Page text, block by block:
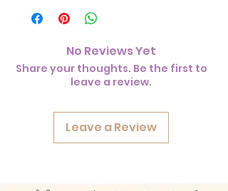
No Reviews Yet
Share your thoughts. Be the first to
leave a review.
Leave a Review